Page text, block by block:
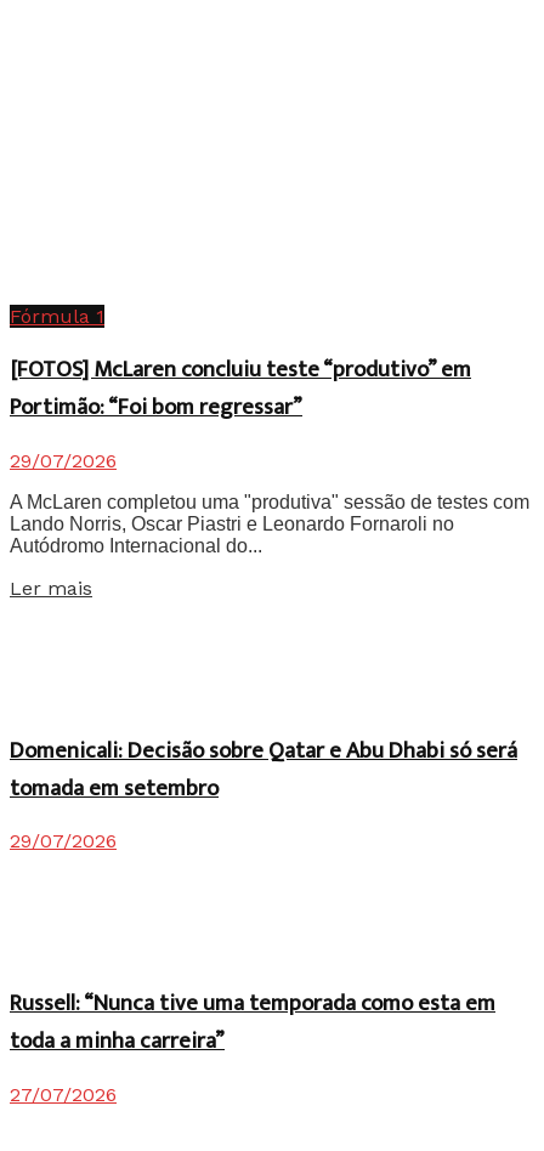
Fórmula 1
[FOTOS] McLaren concluiu teste “produtivo” em
Portimão: “Foi bom regressar”
29/07/2026
A McLaren completou uma "produtiva" sessão de testes com
Lando Norris, Oscar Piastri e Leonardo Fornaroli no
Autódromo Internacional do...
Ler mais
Domenicali: Decisão sobre Qatar e Abu Dhabi só será
tomada em setembro
29/07/2026
Russell: “Nunca tive uma temporada como esta em
toda a minha carreira”
27/07/2026